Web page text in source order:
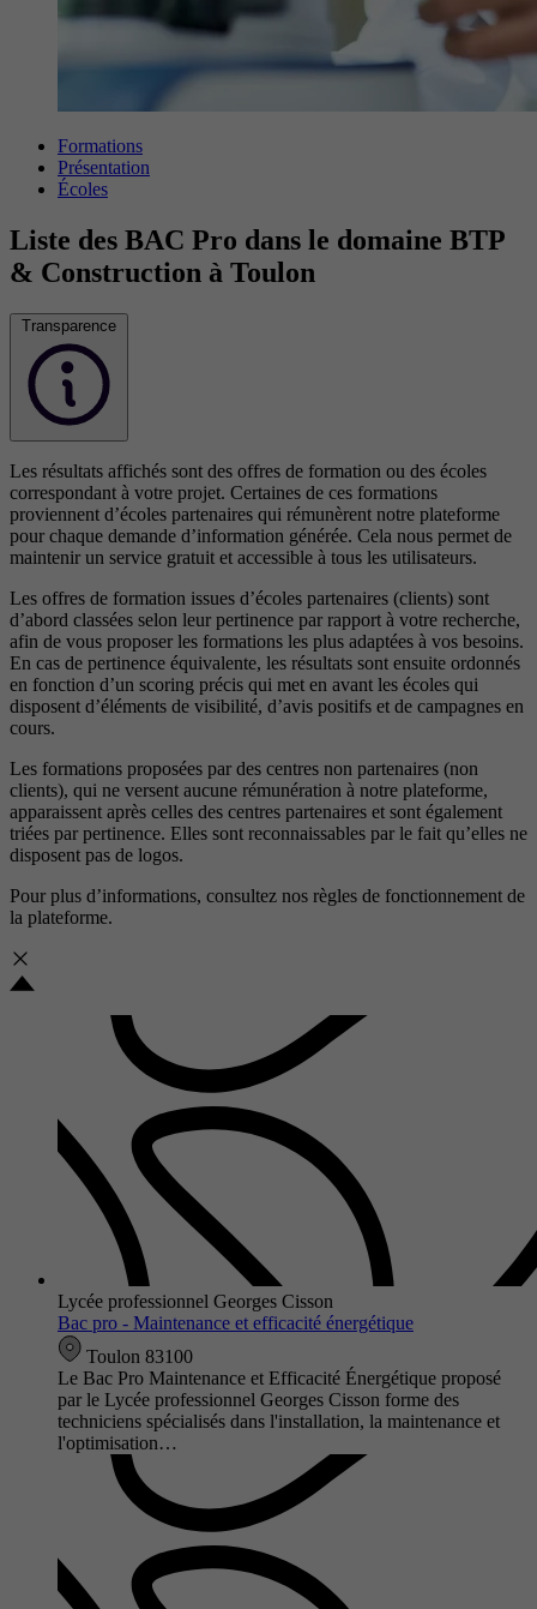
Formations
Présentation
Écoles
Liste des BAC Pro dans le domaine BTP
& Construction à Toulon
Transparence
Les résultats affichés sont des offres de formation ou des écoles
correspondant à votre projet. Certaines de ces formations
proviennent d’écoles partenaires qui rémunèrent notre plateforme
pour chaque demande d’information générée. Cela nous permet de
maintenir un service gratuit et accessible à tous les utilisateurs.
Les offres de formation issues d’écoles partenaires (clients) sont
d’abord classées selon leur pertinence par rapport à votre recherche,
afin de vous proposer les formations les plus adaptées à vos besoins.
En cas de pertinence équivalente, les résultats sont ensuite ordonnés
en fonction d’un scoring précis qui met en avant les écoles qui
disposent d’éléments de visibilité, d’avis positifs et de campagnes en
cours.
Les formations proposées par des centres non partenaires (non
clients), qui ne versent aucune rémunération à notre plateforme,
apparaissent après celles des centres partenaires et sont également
triées par pertinence. Elles sont reconnaissables par le fait qu’elles ne
disposent pas de logos.
Pour plus d’informations, consultez nos règles de fonctionnement de
la plateforme.
Lycée professionnel Georges Cisson
Bac pro - Maintenance et efficacité énergétique
Toulon 83100
Le Bac Pro Maintenance et Efficacité Énergétique proposé
par le Lycée professionnel Georges Cisson forme des
techniciens spécialisés dans l'installation, la maintenance et
l'optimisation…